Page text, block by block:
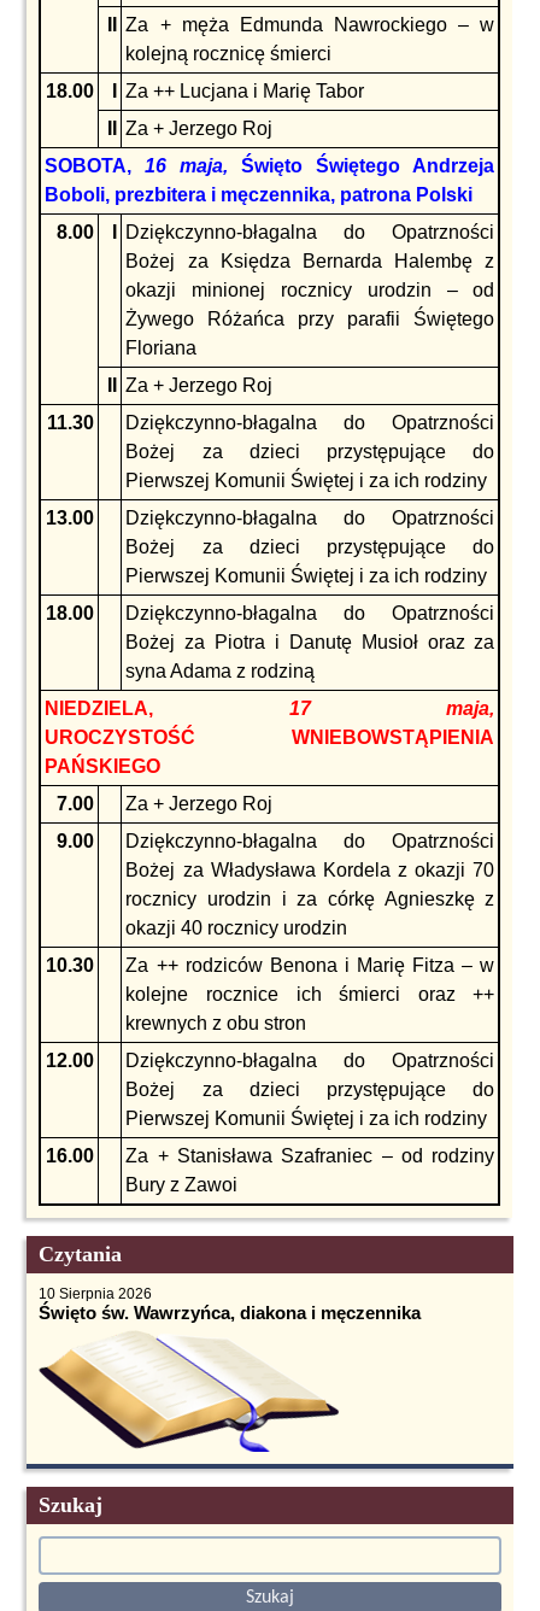
Za + męża Edmunda Nawrockiego – w
kolejną rocznicę śmierci
18.00
Za ++ Lucjana i Marię Tabor
Za + Jerzego Roj
SOBOTA,16 maja,Święto Świętego Andrzeja
Boboli, prezbitera i męczennika, patrona Polski
8.00
Dziękczynno-błagalna do Opatrzności
Bożej za Księdza Bernarda Halembę z
okazji minionej rocznicy urodzin – od
Żywego Różańca przy parafii Świętego
Floriana
Za + Jerzego Roj
11.30
Dziękczynno-błagalna do Opatrzności
Bożej za dzieci przystępujące do
Pierwszej Komunii Świętej i za ich rodziny
13.00
Dziękczynno-błagalna do Opatrzności
Bożej za dzieci przystępujące do
Pierwszej Komunii Świętej i za ich rodziny
18.00
Dziękczynno-błagalna do Opatrzności
Bożej za Piotra i Danutę Musioł oraz za
syna Adama z rodziną
NIEDZIELA, 17 maja,
UROCZYSTOŚĆ WNIEBOWSTĄPIENIA
PAŃSKIEGO
7.00
Za + Jerzego Roj
9.00
Dziękczynno-błagalna do Opatrzności
Bożej za Władysława Kordela z okazji 70
rocznicy urodzin i za córkę Agnieszkę z
okazji 40 rocznicy urodzin
10.30
Za ++ rodziców Benona i Marię Fitza – w
kolejne rocznice ich śmierci oraz ++
krewnych z obu stron
12.00
Dziękczynno-błagalna do Opatrzności
Bożej za dzieci przystępujące do
Pierwszej Komunii Świętej i za ich rodziny
16.00
Za + Stanisława Szafraniec – od rodziny
Bury z Zawoi
Czytania
10 Sierpnia 2026
Święto św. Wawrzyńca, diakona i męczennika
Szukaj